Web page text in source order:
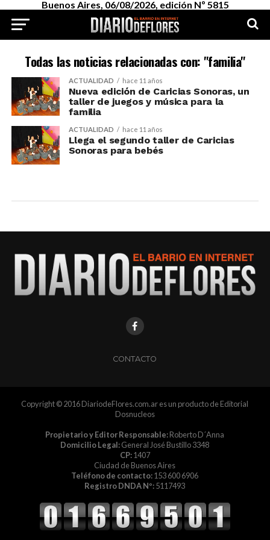
Buenos Aires, 06/08/2026, edición Nº 5815
Todas las noticias relacionadas con: "familia"
ACTUALIDAD hace 11 años
Nueva edición de Caricias Sonoras, un
taller de juegos y música para la
familia
ACTUALIDAD hace 11 años
Llega el segundo taller de Caricias
Sonoras para bebés
CONTACTO
Copyright © 2016 DiariodeFlores.com.ar es un producto de Editorial
Dosnucleos
Propietario y Editor Responsable:Roberto D´Anna
Domicilio Legal:General José Bustillo 3348
CP:1407
Ciudad de Buenos Aires
Teléfono de contacto:153 600 6906
Registro DNDA Nº:5117493